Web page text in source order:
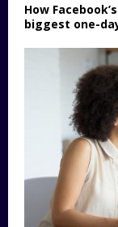
How
biggest one-